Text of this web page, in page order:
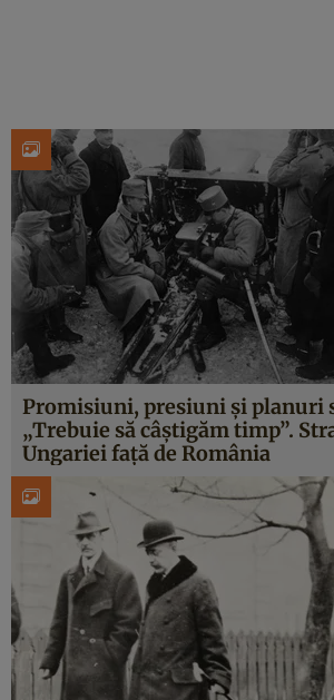
Promisiuni, presiuni și planuri
„Trebuie să câștigăm timp”.
Ungariei față de România